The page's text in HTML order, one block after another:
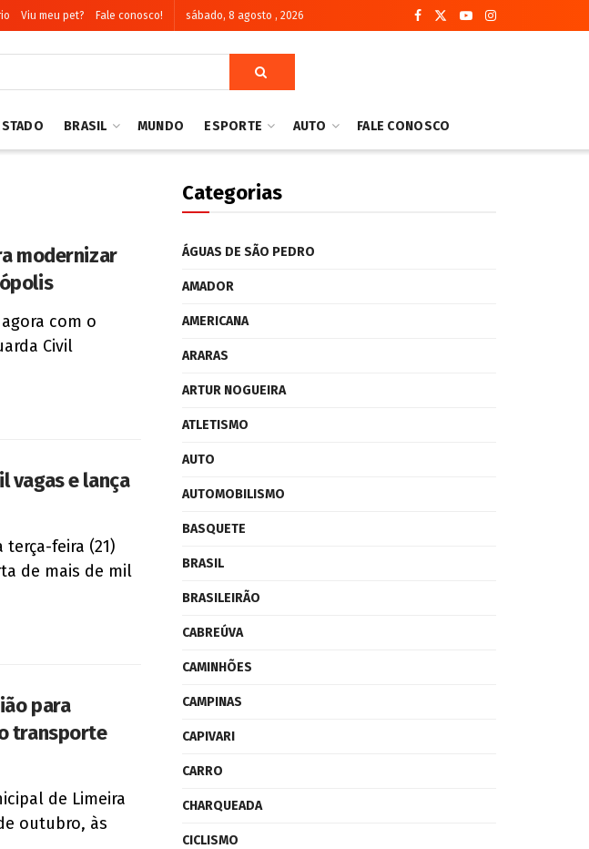
Viu meu pet? Fale conosco! sábado, 8 agosto , 2026
BRASIL MUNDO ESPORTE AUTO FALE CONOSCO
modernizar
com o
Civil
vagas e lança
feira (21)
de mais de mil
para
transporte
de Limeira
outubro, às
Categorias
ÁGUAS DE SÃO PEDRO
AMADOR
AMERICANA
ARARAS
ARTUR NOGUEIRA
ATLETISMO
AUTO
AUTOMOBILISMO
BASQUETE
BRASIL
BRASILEIRÃO
CABREÚVA
CAMINHÕES
CAMPINAS
CAPIVARI
CARRO
CHARQUEADA
CICLISMO